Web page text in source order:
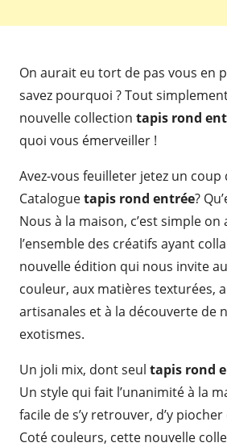
On aurait eu tort de pas vous en
savez pourquoi ? Tout
nouvelle collection tapis rond
quoi vous émerveiller !
Avez-vous feuilleter jetez un
Cataloguetapis rond entrée?
Nous à la maison, c’est simple on
l’ensemble des créatifs ayant
nouvelle édition qui nous invite
couleur, aux matières texturées,
artisanales et à la découverte de
exotismes.
Un joli mix, dont seul tapis rond
Un style qui fait l’unanimité à la
facile de s’y retrouver, d’y
Coté couleurs, cette nouvelle